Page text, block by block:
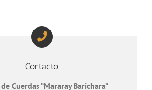
Contacto
Cuerdas “Mararay Barichara”